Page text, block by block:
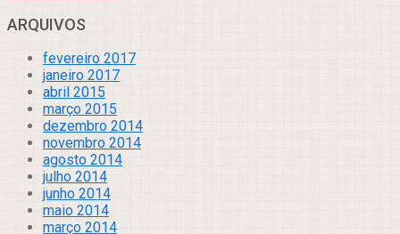
ARQUIVOS
fevereiro 2017
janeiro 2017
abril 2015
março 2015
dezembro 2014
novembro 2014
agosto 2014
julho 2014
junho 2014
maio 2014
março 2014